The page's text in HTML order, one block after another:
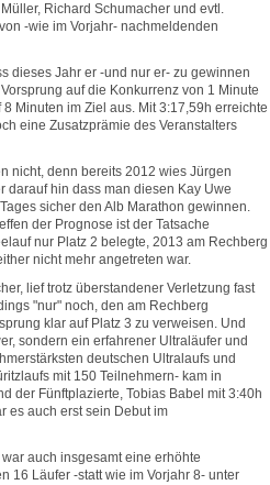
Richard Schumacher und evtl.
-wie im Vorjahr- nachmeldenden
dieses Jahr er -und nur er- zu gewinnen
auf die Konkurrenz von 1 Minute
Minuten im Ziel aus. Mit 3:17,59h erreichte
eine Zusatzprämie des Veranstalters
nicht, denn bereits 2012 wies Jürgen
darauf hin dass man diesen Kay Uwe
sicher den Alb Marathon gewinnen.
der Prognose ist der Tatsache
nur Platz 2 belegte, 2013 am Rechberg
nicht mehr angetreten war.
lief trotz überstandener Verletzung fast
"nur" noch, den am Rechberg
klar auf Platz 3 zu verweisen. Und
sondern ein erfahrener Ultraläufer und
deutschen Ultralaufs und
mit 150 Teilnehmern- kam in
der Fünftplazierte, Tobias Babel mit 3:40h
es auch erst sein Debut im
auch insgesamt eine erhöhte
16 Läufer -statt wie im Vorjahr 8- unter